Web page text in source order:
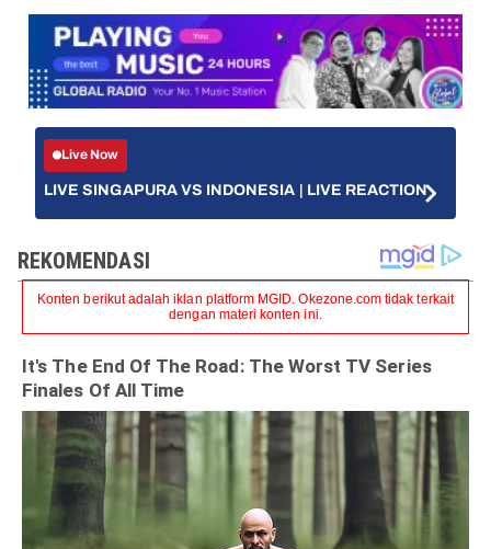
Live Now
LIVE SINGAPURA VS INDONESIA | LIVE REACTION